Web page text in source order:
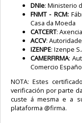
DNIe: Ministerio
FNMT - RCM:
Casa da Moeda
CATCERT:
ACCV:
IZENPE: Izenpe
CAMERFIRMA:
Comercio
NOTA: Estes
verificación por parte
custe á mesma e a
plataforma @firma.